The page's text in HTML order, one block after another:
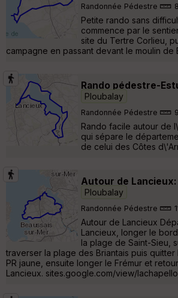
Randonnée Pédestre
Petite rando sans
commence par le
site du Tertre Corlieu,
campagne en passant devant le moulin de
Rando pédestre-
Ploubalay
Randonnée Pédestre
Rando facile autour de
qui sépare le
de celui des Côtes
Autour de Lancieux:
Ploubalay
Randonnée Pédestre
Autour de Lancieux
Lancieux, longer le
la plage de Saint-Sieu,
traverser la plage des Briantais puis quitter
PR jaune, ensuite longer le Frémur et
Lancieux. sites.google.com/view/